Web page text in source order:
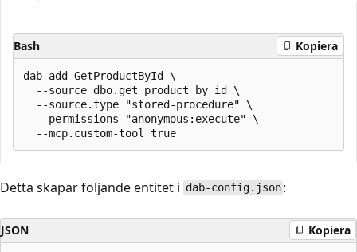
Bash Kopiera
dab add GetProductById \
  --source dbo.get_product_by_id \
  --source.type "stored-procedure" \
  --permissions "anonymous:execute" \
Detta skapar följande entitet i dab-config.json :
JSON Kopiera